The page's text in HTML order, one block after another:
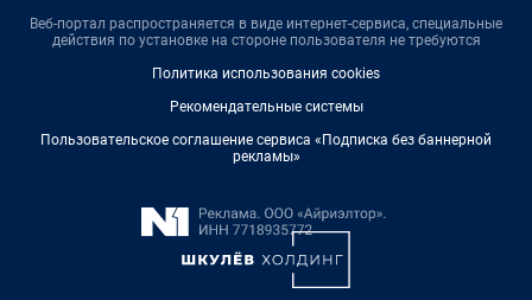
Веб-портал распространяется в виде интернет-сервиса, специальные
действия по установке на стороне пользователя не требуются
Политика использования cookies
Рекомендательные системы
Пользовательское соглашение сервиса «Подписка без баннерной
рекламы»